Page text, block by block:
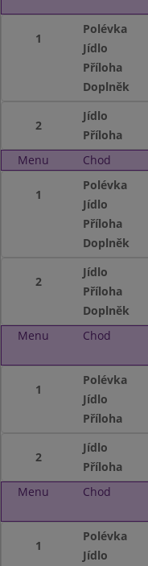
1
Polévka
Jídlo
Příloha
Doplněk
2
Jídlo
Příloha
Menu
Chod
1
Polévka
Jídlo
Příloha
Doplněk
2
Jídlo
Příloha
Doplněk
Menu
Chod
1
Polévka
Jídlo
Příloha
2
Jídlo
Příloha
Menu
Chod
1
Polévka
Jídlo